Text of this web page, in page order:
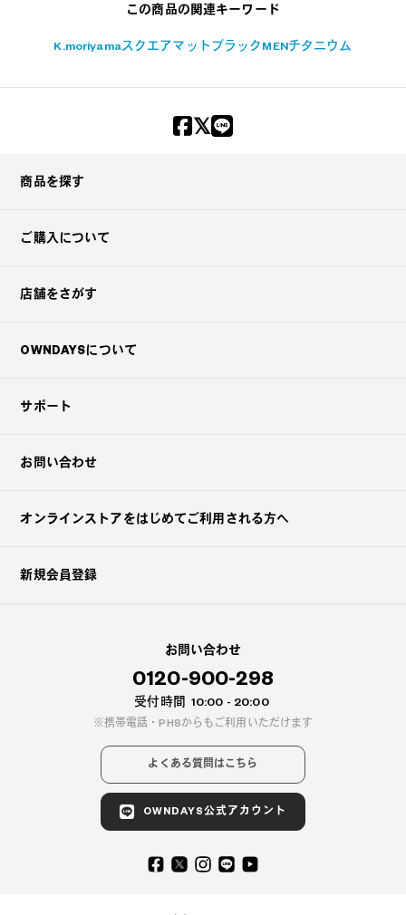
この商品の関連キーワード
K.moriyamaスクエア マットブラック MENチタニウム
商品を探す
ご購入について
店舗をさがす
OWNDAYSについて
サポート
お問い合わせ
オンラインストアをはじめてご利用される方へ
新規会員登録
お問い合わせ
0120-900-298
受付時間 10:00 - 20:00
携帯電話・PHSからもご利用いただけます
よくある質問はこちら
OWNDAYS公式アカウント